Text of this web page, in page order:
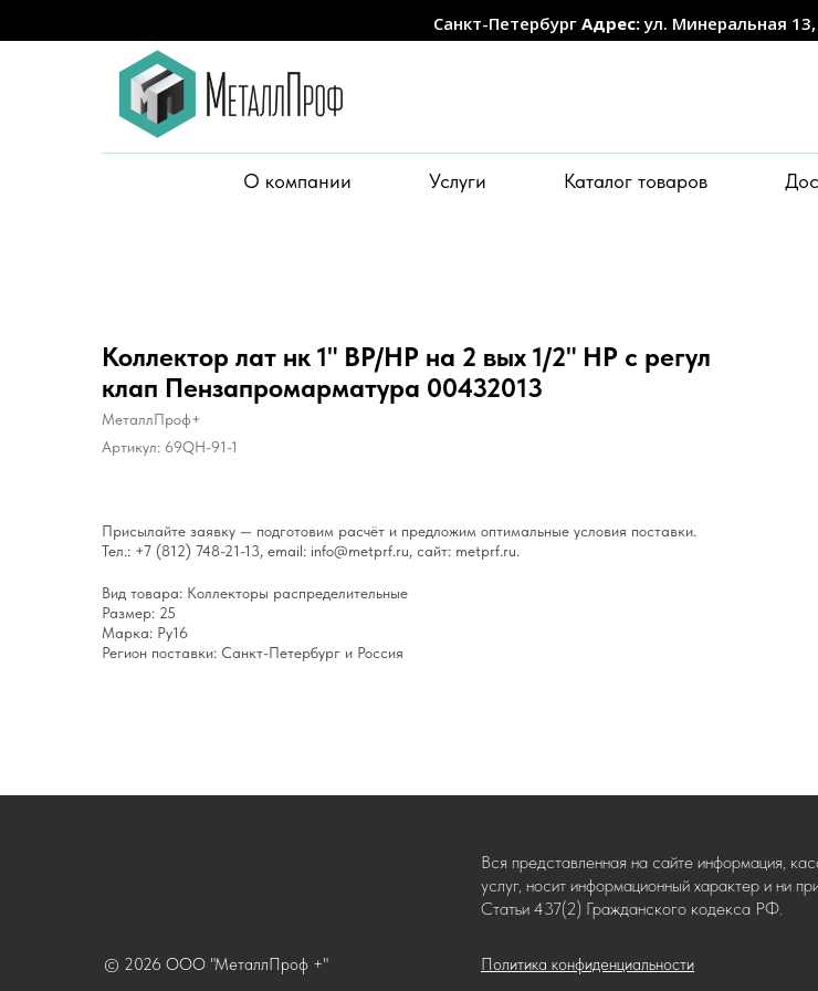
Санкт-Петербург Адрес:ул. Минеральная
О компании Услуги Каталог товаров
Коллектор лат нк 1" ВР/НР на 2 вых 1/2" НР с регул
клап Пензапромарматура 00432013
МеталлПроф+
Артикул: 69QH-91-1
Присылайте заявку — подготовим расчёт и предложим оптимальные условия поставки.
Тел.: +7 (812) 748-21-13, email: info@metprf.ru, сайт: metprf.ru.
Вид товара: Коллекторы распределительные
Размер: 25
Марка: Ру16
Регион поставки: Санкт-Петербург и Россия
Политика конфиденциальности
© 2026 ООО "МеталлПроф +"
Вся представленная на сайте информация,
услуг, носит информационный характер и ни
Статьи 437(2) Гражданского кодекса РФ.